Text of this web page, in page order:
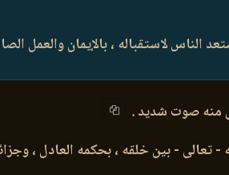
لاستقباله ، بالإيمان والعمل
منه صوت شديد .
- تعالى - بين خلقه ، بحكمه العادل ،